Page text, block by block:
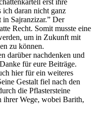
ich daran nicht ganz
Sajranzizar.” Der
Recht. Somit musste eine
um in Zukunft mit
zu können.
darüber nachdenken und
für eure Beiträge.
hier für ein weiteres
Gestalt fiel nach den
die Pflastersteine
ihrer Wege, wobei Barith,